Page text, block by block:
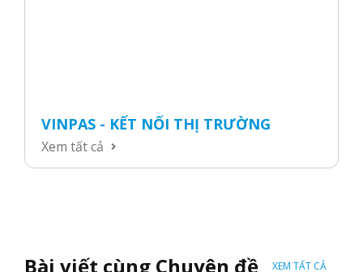
VINPAS - KẾT NỐI THỊ TRƯỜNG
Xem tất cả
Bài viết cùng Chuyên đề XEM TẤT CẢ